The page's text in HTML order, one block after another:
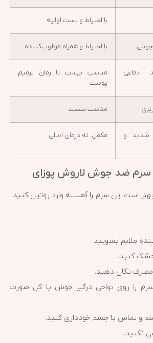
با احتیاط و تست اولیه
جوش با احتیاط و همراه مرطوب‌کننده
دفاعی
مناسب نیست تا زمان ترمیم
پوست
مناسب نیست
شدید و
مکمل، نه درمان اصلی
سرم ضد جوش لاروش پوزای
بهتر است این سرم را آهسته وارد روتین کنید.
ملایم بشویید.
خشک کنید.
مصرف تکان دهید.
سرم را روی نواحی درگیر جوش یا کل صورت
و تماس با چشم خودداری کنید.
نکنید.